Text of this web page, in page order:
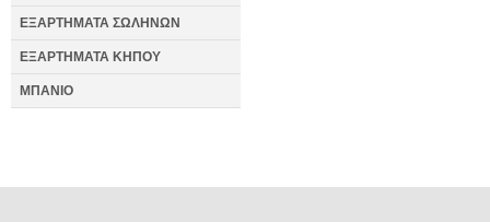
ΕΞΑΡΤΗΜΑΤΑ ΣΩΛΗΝΩΝ
ΕΞΑΡΤΗΜΑΤΑ ΚΗΠΟΥ
ΜΠΑΝΙΟ